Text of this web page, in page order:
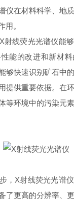
仪在材料科学、地
用。
线荧光光谱仪能够
能的改进和新材
够快速识别矿石中
提供重要依据。在
等环境中的污染元
X射线荧光光谱仪
了更高的分辨率、